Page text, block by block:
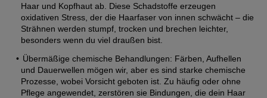
Haar und Kopfhaut ab. Diese Schadstoffe erzeugen
oxidativen Stress, der die Haarfaser von innen schwächt – die
Strähnen werden stumpf, trocken und brechen leichter,
besonders wenn du viel draußen bist.
Übermäßige chemische Behandlungen: Färben, Aufhellen
und Dauerwellen mögen wir, aber es sind starke chemische
Prozesse, wobei Vorsicht geboten ist. Zu häufig oder ohne
Pflege angewendet, zerstören sie Bindungen, die dein Haar